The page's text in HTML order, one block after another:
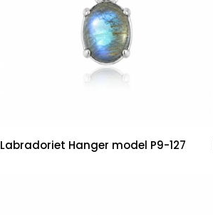
Labradoriet Hanger model P9-127